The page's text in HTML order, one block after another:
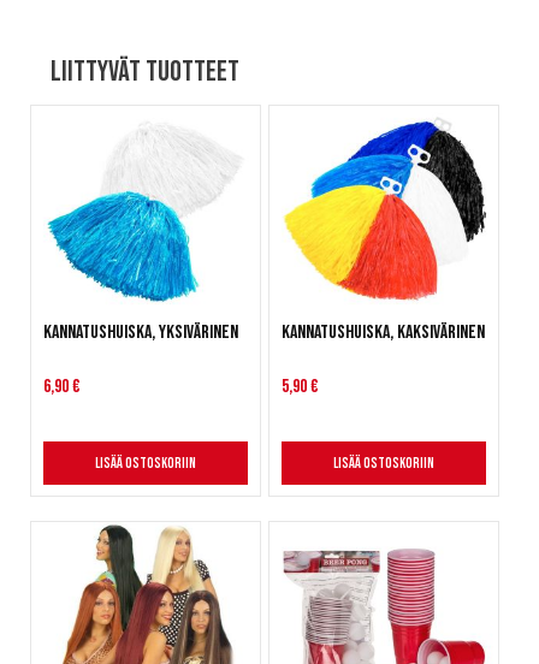
Liittyvät tuotteet
Kannatushuiska, yksivärinen
6,90 €
Lisää ostoskoriin
Kannatushuiska, kaksivärinen
5,90 €
Lisää ostoskoriin